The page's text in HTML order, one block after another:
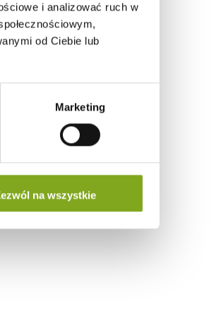
i analizować ruch w
od Ciebie lub
Marketing
na wszystkie